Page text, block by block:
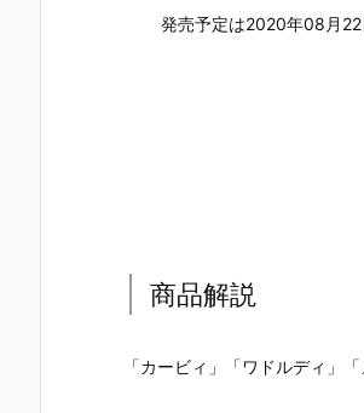
発売予定は2020年08月22
商品解説
「カービィ」「ワドルディ」